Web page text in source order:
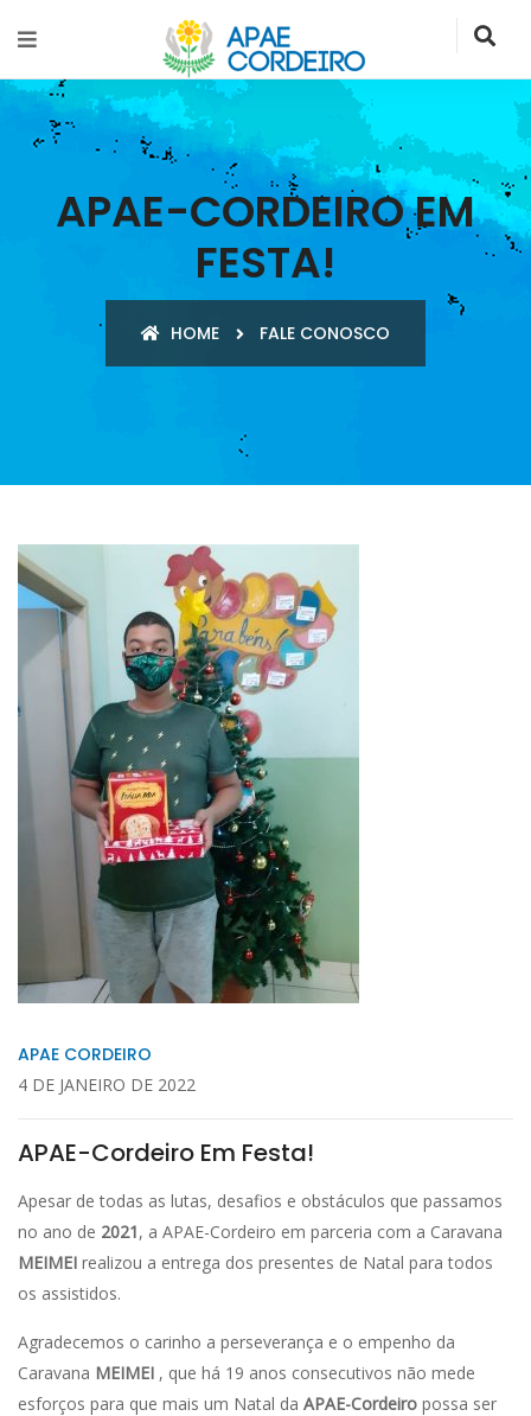
APAE-CORDEIRO EM
FESTA!
HOME FALE CONOSCO
APAE CORDEIRO
4 DE JANEIRO DE 2022
APAE-Cordeiro Em Festa!
Apesar de todas as lutas, desafios e obstáculos que passamos
no ano de 2021, a APAE-Cordeiro em parceria com a Caravana
MEIMEI realizou a entrega dos presentes de Natal para todos
os assistidos.
Agradecemos o carinho a perseverança e o empenho da
Caravana MEIMEI , que há 19 anos consecutivos não mede
esforços para que mais um Natal da APAE-Cordeiro possa ser